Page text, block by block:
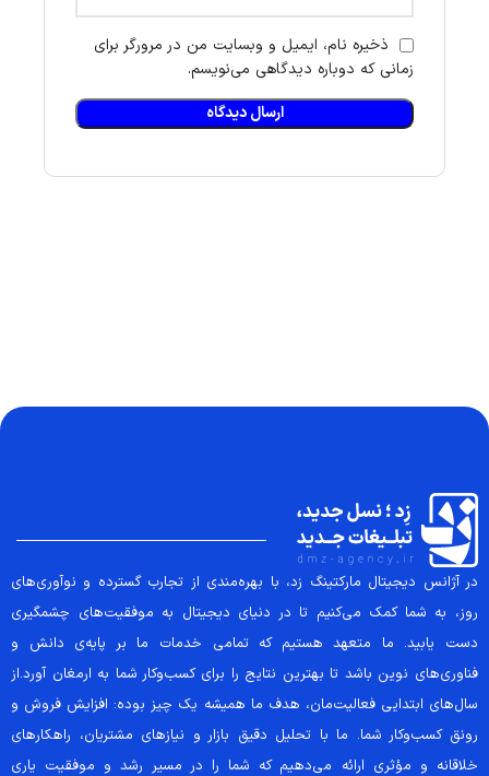
ذخیره نام، ایمیل و وبسایت من در مرورگر برای
زمانی که دوباره دیدگاهی می‌نویسم.
در آژانس دیجیتال مارکتینگ زد، با بهره‌مندی از تجارب گسترده و نوآوری‌های
روز، به شما کمک می‌کنیم تا در دنیای دیجیتال به موفقیت‌های چشمگیری
دست یابید. ما متعهد هستیم که تمامی خدمات ما بر پایه‌ی دانش و
فناوری‌های نوین باشد تا بهترین نتایج را برای کسب‌وکار شما به ارمغان آورد.از
سال‌های ابتدایی فعالیت‌مان، هدف ما همیشه یک چیز بوده: افزایش فروش و
رونق کسب‌وکار شما. ما با تحلیل دقیق بازار و نیازهای مشتریان، راهکارهای
خلاقانه و مؤثری ارائه می‌دهیم که شما را در مسیر رشد و موفقیت یاری